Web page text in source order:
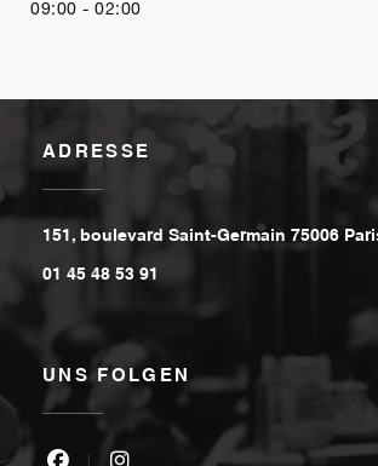
09:00 - 02:00
ADRESSE
151, boulevard Saint-Germain 75006
01 45 48 53 91
UNS FOLGEN